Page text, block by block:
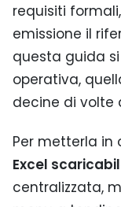
requisiti
emissione il
questa guida
operativa,
decine di volte
Per metterla in
Excel
centralizzata,